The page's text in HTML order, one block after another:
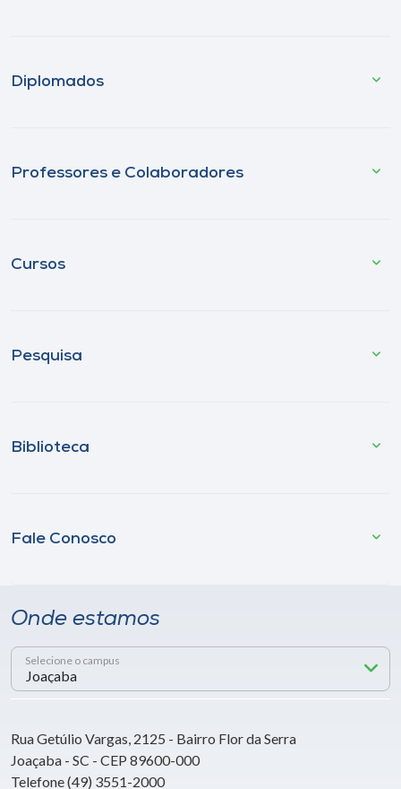
Diplomados
Professores e Colaboradores
Cursos
Pesquisa
Biblioteca
Fale Conosco
Onde estamos
Selecione o campus
Rua Getúlio Vargas, 2125 - Bairro Flor da Serra
Joaçaba - SC - CEP 89600-000
Telefone (49) 3551-2000